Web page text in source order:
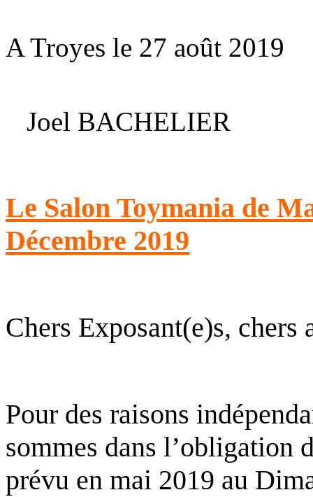
A Troyes le 27 août 2019
Joel BACHELIER
Le Salon Toymania de
Décembre 2019
Chers Exposant(e)s, chers
Pour des raisons
sommes dans l’obligation
prévu en mai 2019 au